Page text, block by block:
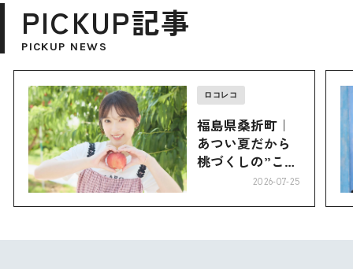
PICKUP記事
PICKUP NEWS
ロコレコ
福島県桑折町｜
あつい夏だから
桃づくしの”こお
2026-07-25